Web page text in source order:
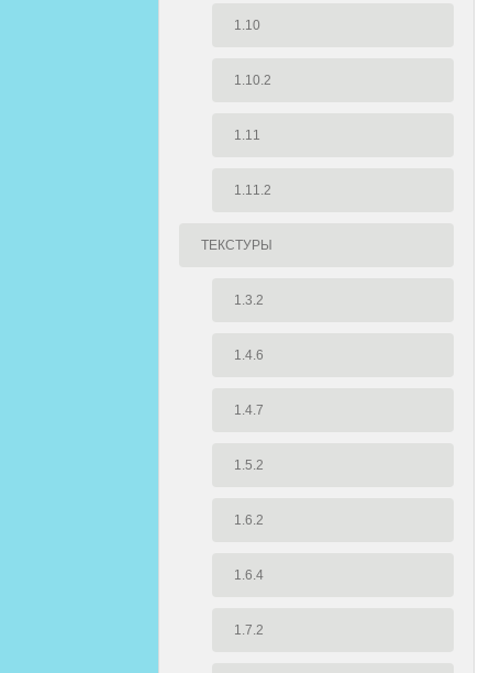
1.10
1.10.2
1.11
1.11.2
ТЕКСТУРЫ
1.3.2
1.4.6
1.4.7
1.5.2
1.6.2
1.6.4
1.7.2